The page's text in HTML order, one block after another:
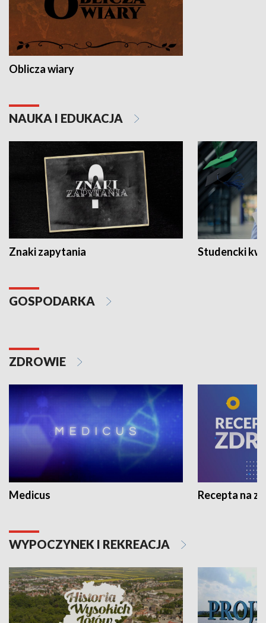
Oblicza wiary
NAUKA I EDUKACJA
Znaki zapytania Studencki
GOSPODARKA
ZDROWIE
Medicus Recepta na
WYPOCZYNEK I REKREACJA